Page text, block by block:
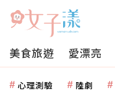
美食旅遊 愛漂亮
心理測驗 陸劇